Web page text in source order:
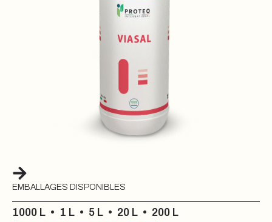
1000 L • 1 L • 5 L • 20 L • 200 L
EMBALLAGES DISPONIBLES